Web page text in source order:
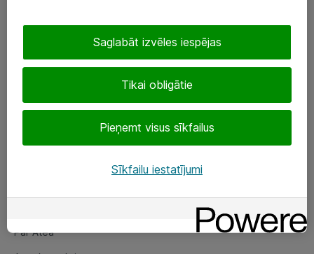
eShop@atea.lv
Sekojiet mums
Par Atea
Par Atea
Tikai obligātie
Pieņemt visus sīkfailus
Saglabāt izvēles iespējas
Sīkfailu iestatījumi